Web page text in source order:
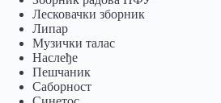
Лесковачки зборник
Липар
Музички талас
Наслеђе
Пешчаник
Саборност